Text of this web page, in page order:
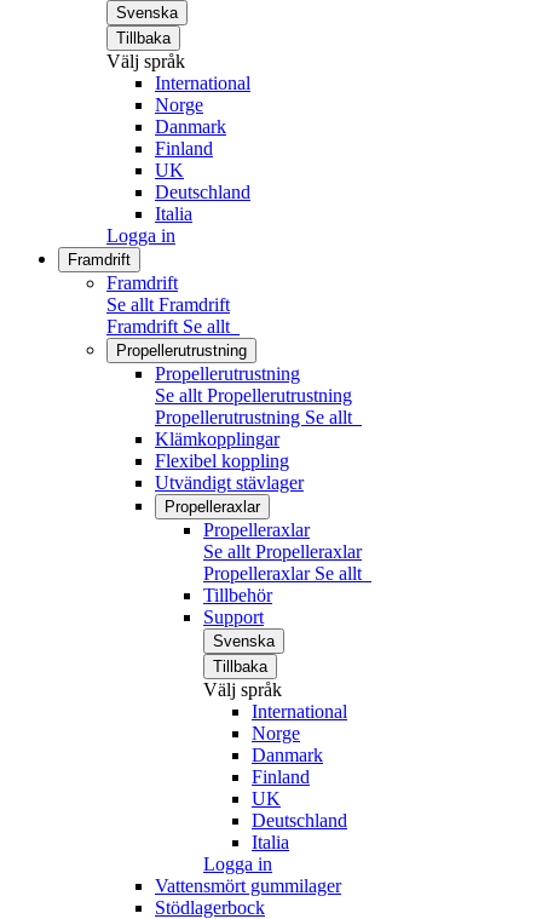
Svenska
Tillbaka
Välj språk
International
Norge
Danmark
Finland
UK
Deutschland
Italia
Logga in
Framdrift
Framdrift
Se allt Framdrift
Framdrift Se allt
Propellerutrustning
Propellerutrustning
Se allt Propellerutrustning
Propellerutrustning Se allt
Klämkopplingar
Flexibel koppling
Utvändigt stävlager
Propelleraxlar
Propelleraxlar
Se allt Propelleraxlar
Propelleraxlar Se allt
Tillbehör
Support
Svenska
Tillbaka
Välj språk
International
Norge
Danmark
Finland
UK
Deutschland
Italia
Logga in
Vattensmört gummilager
Stödlagerbock